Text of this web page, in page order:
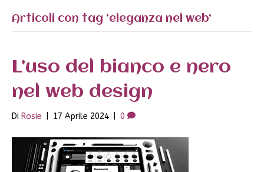
Articoli con tag ‘eleganza nel web’
L’uso del bianco e nero
nel web design
Di Rosie 17 Aprile 2024 0